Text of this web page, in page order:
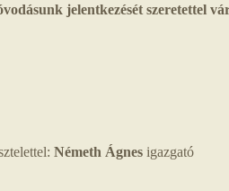
jelentkezését szeretettel
Németh Ágnesigazgató